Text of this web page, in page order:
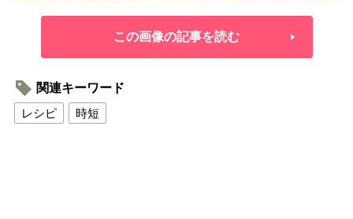
この画像の記事を読む
関連キーワード
レシピ
時短